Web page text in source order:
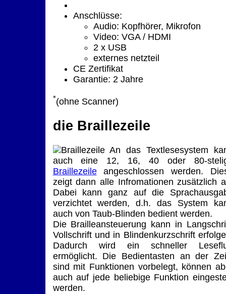
Anschlüsse:
Audio: Kopfhörer, Mikrofon
Video: VGA / HDMI
2 x USB
externes netzteil
CE Zertifikat
Garantie: 2 Jahre
*(ohne Scanner)
die Braillezeile
An das Textlesesystem
auch eine 12, 16, 40 oder 80-
Braillezeileangeschlossen werden.
zeigt dann alle Infromationen zusätzlich
Dabei kann ganz auf die
verzichtet werden, d.h. das System
auch von Taub-Blinden bedient werden.
Die Brailleansteuerung kann in
Vollschrift und in Blindenkurzschrift
Dadurch wird ein schneller
ermöglicht. Die Bedientasten an der
sind mit Funktionen vorbelegt, können
auch auf jede beliebige Funktion
werden.